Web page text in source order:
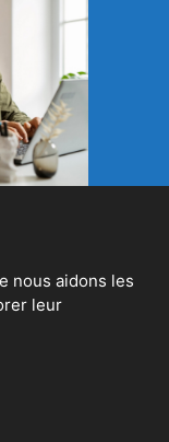
nous aidons les
leur